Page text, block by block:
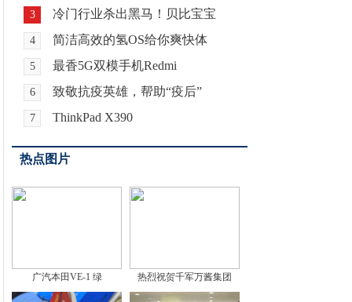
3 冷门行业杀出黑马！贝比宝宝
4 简洁高效的氢OS给你爽快体
5 最香5G双模手机Redmi
6 致敬抗疫英雄，帮助“疫后”
7 ThinkPad X390
热点图片
广汽本田VE-1 绿 热烈祝贺千军万酱集团